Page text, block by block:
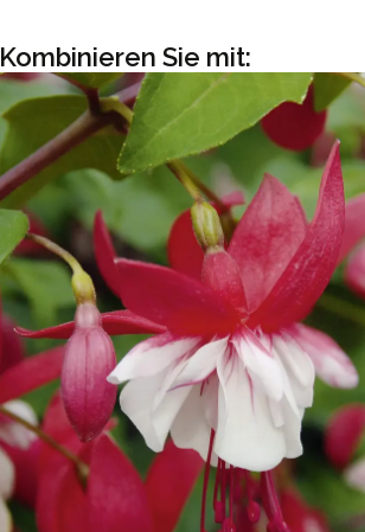
Kombinieren Sie mit: